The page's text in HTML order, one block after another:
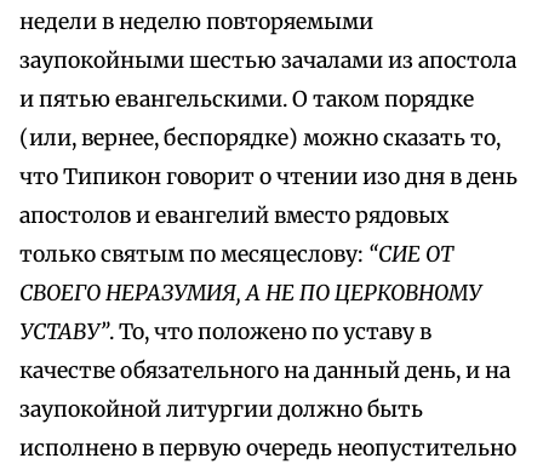
недели в неделю повторяемыми
заупокойными шестью зачалами из апостола
и пятью евангельскими. О таком порядке
(или, вернее, беспорядке) можно сказать то,
что Типикон говорит о чтении изо дня в день
апостолов и евангелий вместо рядовых
только святым по месяцеслову: “СИЕ ОТ
СВОЕГО НЕРАЗУМИЯ, А НЕ ПО ЦЕРКОВНОМУ
УСТАВУ”. То, что положено по уставу в
качестве обязательного на данный день, и на
заупокойной литургии должно быть
исполнено в первую очередь неопустительно